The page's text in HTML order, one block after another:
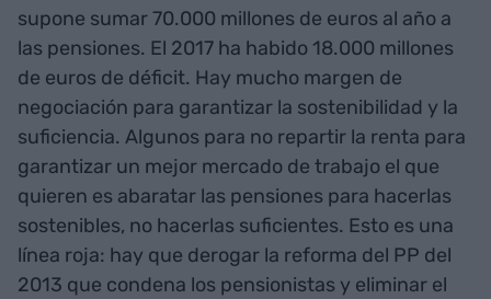
supone sumar 70.000 millones de euros al año a
las pensiones. El 2017 ha habido 18.000 millones
de euros de déficit. Hay mucho margen de
negociación para garantizar la sostenibilidad y la
suficiencia. Algunos para no repartir la renta para
garantizar un mejor mercado de trabajo el que
quieren es abaratar las pensiones para hacerlas
sostenibles, no hacerlas suficientes. Esto es una
línea roja: hay que derogar la reforma del PP del
2013 que condena los pensionistas y eliminar el